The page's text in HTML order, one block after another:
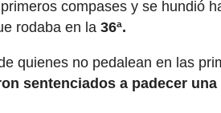
compases y se hundió
rodaba en la 36ª.
quienes no pedalean en las
sentenciados a padecer una